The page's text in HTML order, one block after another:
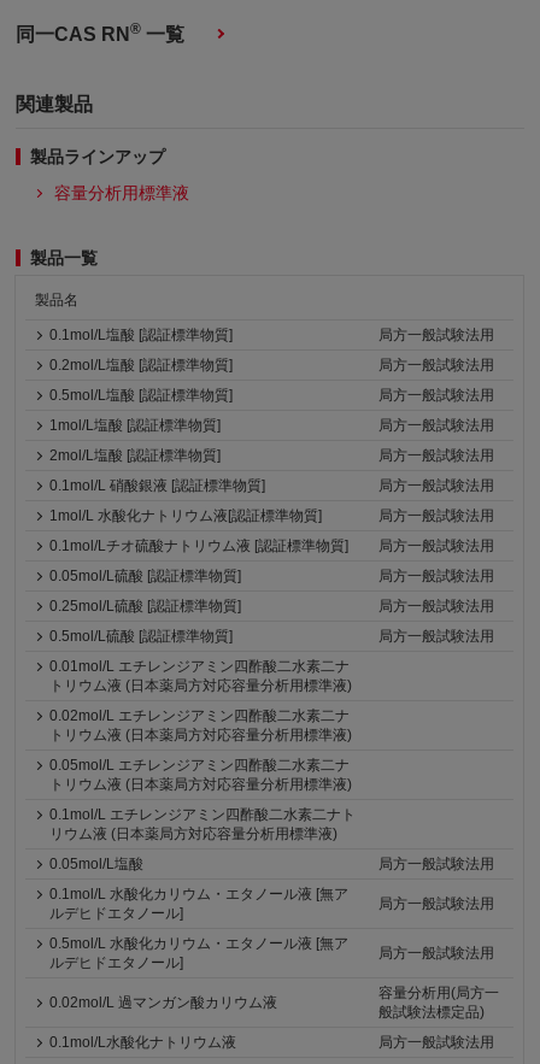
同一CAS RN® 一覧
関連製品
製品ラインアップ
容量分析用標準液
製品一覧
製品名
0.1mol/L塩酸 [認証標準物質]
局方一般試験法用
0.2mol/L塩酸 [認証標準物質]
局方一般試験法用
0.5mol/L塩酸 [認証標準物質]
局方一般試験法用
1mol/L塩酸 [認証標準物質]
局方一般試験法用
2mol/L塩酸 [認証標準物質]
局方一般試験法用
0.1mol/L 硝酸銀液 [認証標準物質]
局方一般試験法用
1mol/L 水酸化ナトリウム液[認証標準物質]
局方一般試験法用
0.1mol/Lチオ硫酸ナトリウム液 [認証標準物質]
局方一般試験法用
0.05mol/L硫酸 [認証標準物質]
局方一般試験法用
0.25mol/L硫酸 [認証標準物質]
局方一般試験法用
0.5mol/L硫酸 [認証標準物質]
局方一般試験法用
0.01mol/L エチレンジアミン四酢酸二水素二ナ
トリウム液 (日本薬局方対応容量分析用標準液)
0.02mol/L エチレンジアミン四酢酸二水素二ナ
トリウム液 (日本薬局方対応容量分析用標準液)
0.05mol/L エチレンジアミン四酢酸二水素二ナ
トリウム液 (日本薬局方対応容量分析用標準液)
0.1mol/L エチレンジアミン四酢酸二水素二ナト
リウム液 (日本薬局方対応容量分析用標準液)
0.05mol/L塩酸
局方一般試験法用
0.1mol/L 水酸化カリウム・エタノール液 [無ア
ルデヒドエタノール]
局方一般試験法用
0.5mol/L 水酸化カリウム・エタノール液 [無ア
ルデヒドエタノール]
局方一般試験法用
0.02mol/L 過マンガン酸カリウム液
容量分析用(局方一
般試験法標定品)
0.1mol/L水酸化ナトリウム液
局方一般試験法用